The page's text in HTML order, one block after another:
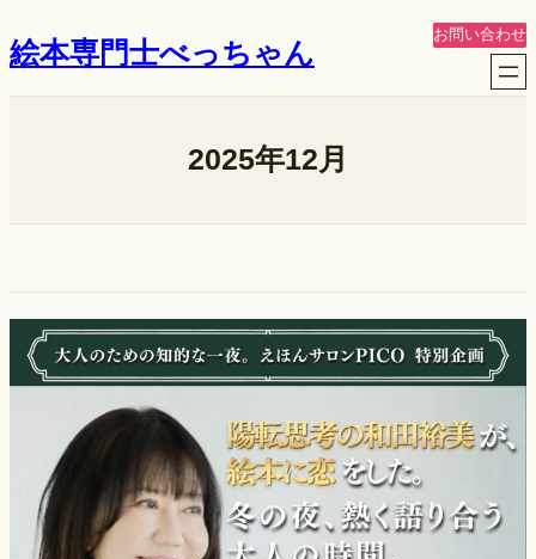
容
絵本専門士べっちゃん
お問い合わせ
2025年12月